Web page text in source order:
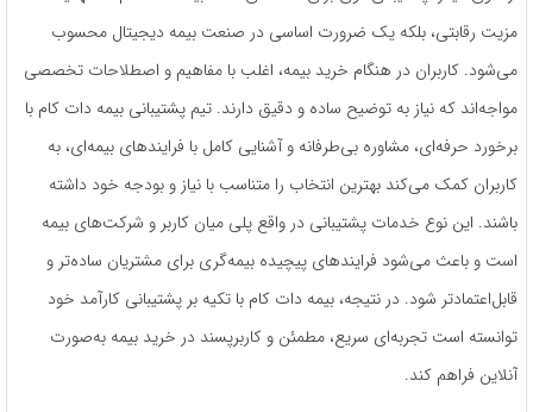
مزیت رقابتی، بلکه یک ضرورت اساسی در صنعت بیمه دیجیتال محسوب
می‌شود. کاربران در هنگام خرید بیمه، اغلب با مفاهیم و اصطلاحات تخصصی
مواجه‌اند که نیاز به توضیح ساده و دقیق دارند. تیم پشتیبانی بیمه دات کام با
برخورد حرفه‌ای، مشاوره بی‌طرفانه و آشنایی کامل با فرایندهای بیمه‌ای، به
کاربران کمک می‌کند بهترین انتخاب را متناسب با نیاز و بودجه خود داشته
باشند. این نوع خدمات پشتیبانی در واقع پلی میان کاربر و شرکت‌های بیمه
است و باعث می‌شود فرایندهای پیچیده بیمه‌گری برای مشتریان ساده‌تر و
قابل‌اعتمادتر شود. در نتیجه، بیمه دات کام با تکیه بر پشتیبانی کارآمد خود
توانسته است تجربه‌ای سریع، مطمئن و کاربرپسند در خرید بیمه به‌صورت
آنلاین فراهم کند.